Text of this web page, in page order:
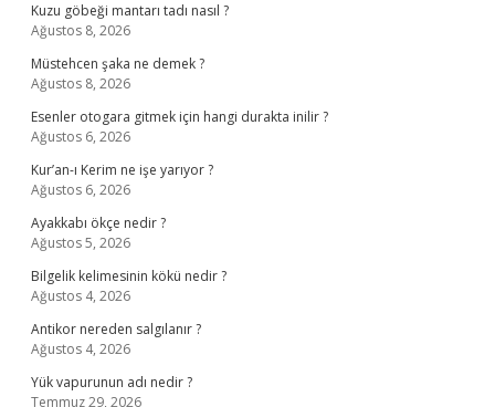
Kuzu göbeği mantarı tadı nasıl ?
Ağustos 8, 2026
Müstehcen şaka ne demek ?
Ağustos 8, 2026
Esenler otogara gitmek için hangi durakta inilir ?
Ağustos 6, 2026
Kur’an-ı Kerim ne işe yarıyor ?
Ağustos 6, 2026
Ayakkabı ökçe nedir ?
Ağustos 5, 2026
Bilgelik kelimesinin kökü nedir ?
Ağustos 4, 2026
Antikor nereden salgılanır ?
Ağustos 4, 2026
Yük vapurunun adı nedir ?
Temmuz 29, 2026